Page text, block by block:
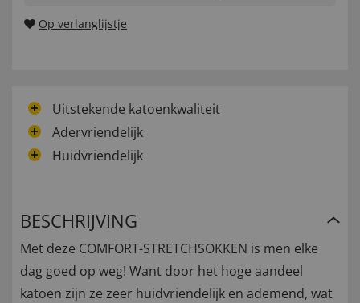
Op verlanglijstje
Uitstekende katoenkwaliteit
Adervriendelijk
Huidvriendelijk
BESCHRIJVING
Met deze COMFORT-STRETCHSOKKEN is men elke
dag goed op weg! Want door het hoge aandeel
katoen zijn ze zeer huidvriendelijk en ademend, wat